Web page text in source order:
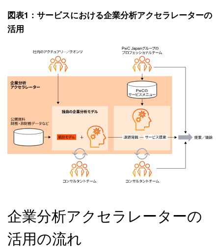
図表1：サービスにおける企業分析アクセラレーターの
活用
企業分析アクセラレーターの
活用の流れ​